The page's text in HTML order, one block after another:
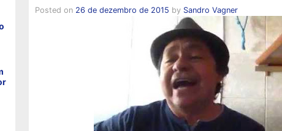
Posted on 26 de dezembro de 2015 by Sandro Vagner